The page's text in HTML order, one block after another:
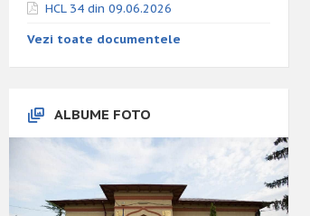
HCL 34 din 09.06.2026
Vezi toate documentele
ALBUME FOTO